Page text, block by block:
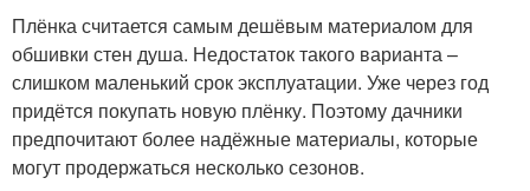
Плёнка считается самым дешёвым материалом для
обшивки стен душа. Недостаток такого варианта –
слишком маленький срок эксплуатации. Уже через год
придётся покупать новую плёнку. Поэтому дачники
предпочитают более надёжные материалы, которые
могут продержаться несколько сезонов.